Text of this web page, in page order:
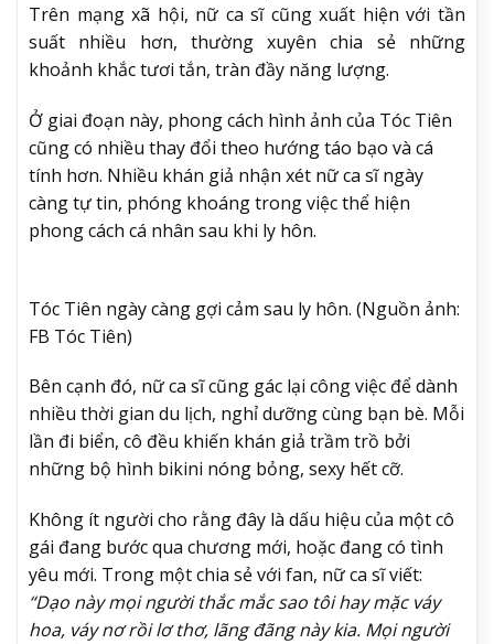
Trên mạng xã hội, nữ ca sĩ cũng xuất hiện với tần
suất nhiều hơn, thường xuyên chia sẻ những
khoảnh khắc tươi tắn, tràn đầy năng lượng.
Ở giai đoạn này, phong cách hình ảnh của Tóc Tiên
cũng có nhiều thay đổi theo hướng táo bạo và cá
tính hơn. Nhiều khán giả nhận xét nữ ca sĩ ngày
càng tự tin, phóng khoáng trong việc thể hiện
phong cách cá nhân sau khi ly hôn.
Tóc Tiên ngày càng gợi cảm sau ly hôn. (Nguồn ảnh:
FB Tóc Tiên)
Bên cạnh đó, nữ ca sĩ cũng gác lại công việc để dành
nhiều thời gian du lịch, nghỉ dưỡng cùng bạn bè. Mỗi
lần đi biển, cô đều khiến khán giả trầm trồ bởi
những bộ hình bikini nóng bỏng, sexy hết cỡ.
Không ít người cho rằng đây là dấu hiệu của một cô
gái đang bước qua chương mới, hoặc đang có tình
yêu mới. Trong một chia sẻ với fan, nữ ca sĩ viết:
“Dạo này mọi người thắc mắc sao tôi hay mặc váy
hoa, váy nơ rồi lơ thơ, lãng đãng này kia. Mọi người